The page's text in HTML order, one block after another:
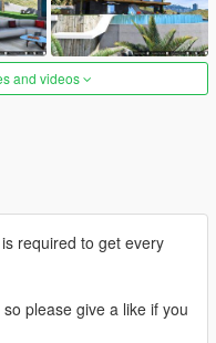
and videos
required to get every
please give a like if you